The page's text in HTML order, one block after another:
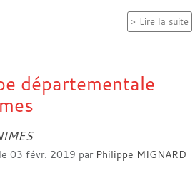
Lire la suite
départementale
03 févr. 2019 par Philippe MIGNARD